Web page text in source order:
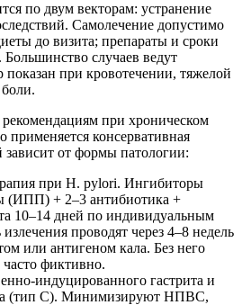
по двум векторам: устранение
Самолечение допустимо
до визита; препараты и сроки
Большинство случаев ведут
показан при кровотечении, тяжелой
при хроническом
применяется консервативная
зависит от формы патологии:
при H. pylori. Ингибиторы
(ИПП) + 2–3 антибиотика +
10–14 дней по индивидуальным
проводят через 4–8 недель
или антигеном кала. Без него
фиктивно.
индуцированного гастрита и
(тип C). Минимизируют НПВС,